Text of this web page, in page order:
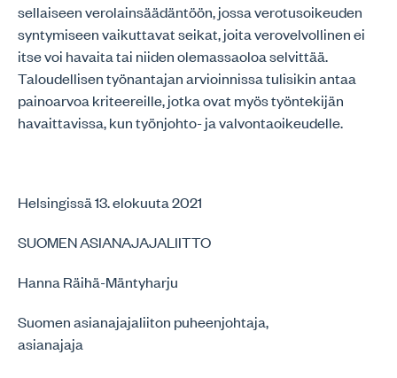
sellaiseen verolainsäädäntöön, jossa verotusoikeuden
syntymiseen vaikuttavat seikat, joita verovelvollinen ei
itse voi havaita tai niiden olemassaoloa selvittää.
Taloudellisen työnantajan arvioinnissa tulisikin antaa
painoarvoa kriteereille, jotka ovat myös työntekijän
havaittavissa, kun työnjohto- ja valvontaoikeudelle.
Helsingissä 13. elokuuta 2021
SUOMEN ASIANAJAJALIITTO
Hanna Räihä-Mäntyharju
Suomen asianajajaliiton puheenjohtaja,
asianajaja